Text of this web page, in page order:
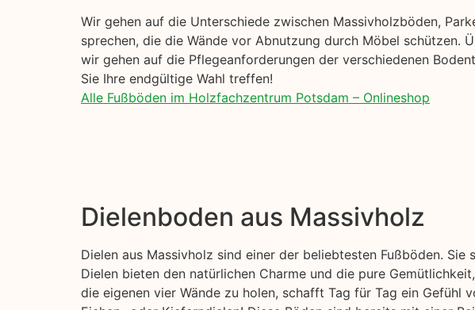
Wir gehen auf die Unterschiede zwischen Massivholzböden,
sprechen, die die Wände vor Abnutzung durch Möbel schützen.
wir gehen auf die Pflegeanforderungen der verschiedenen
Sie Ihre endgültige Wahl treffen!
Alle Fußböden im Holzfachzentrum Potsdam – Onlineshop
Dielenboden aus Massivholz
Dielen aus Massivholz sind einer der beliebtesten Fußböden.
Dielen bieten den natürlichen Charme und die pure
die eigenen vier Wände zu holen, schafft Tag für Tag ein Gefühl